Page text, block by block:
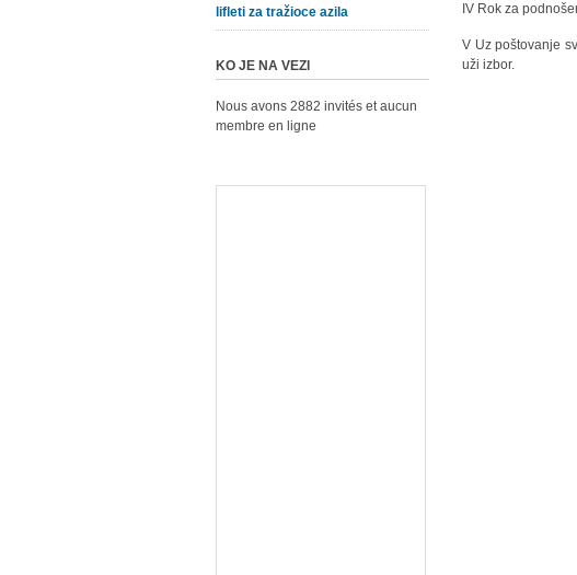
IV Rok za
V Uz poštovanje
uži izbor.
lifleti za tražioce azila
KO JE NA VEZI
Nous avons 2882 invités et aucun
membre en ligne